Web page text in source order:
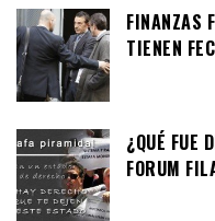
FINANZAS
TIENEN
¿QUÉ FUE
FORUM